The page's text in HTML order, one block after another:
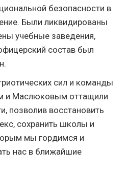
безопасности в
Были ликвидированы
учебные заведения,
состав был
сил и команды
и Маслюковым оттащили
позволив восстановить
сохранить школы и
мы гордимся и
нас в ближайшие